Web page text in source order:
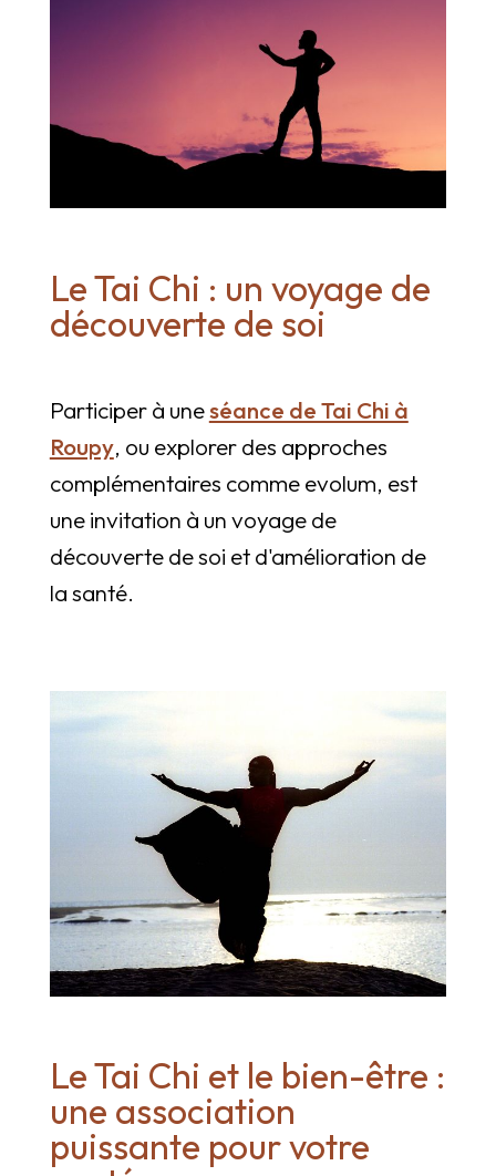
Le Tai Chi : un voyage de
découverte de soi
Participer à uneséance de Tai Chi à
Roupy, ou explorer des approches
complémentaires comme evolum, est
une invitation à un voyage de
découverte de soi et d'amélioration de
la santé.
Le Tai Chi et le bien-être :
une association
puissante pour votre